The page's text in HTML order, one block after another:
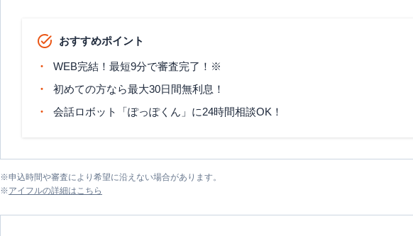
おすすめポイント
WEB完結！最短9分で審査完了！※
初めての方なら最大30日間無利息！
会話ロボット「ぽっぽくん」に24時間相談OK！
※申込時間や審査により希望に沿えない場合があります。
※アイフルの詳細はこちら